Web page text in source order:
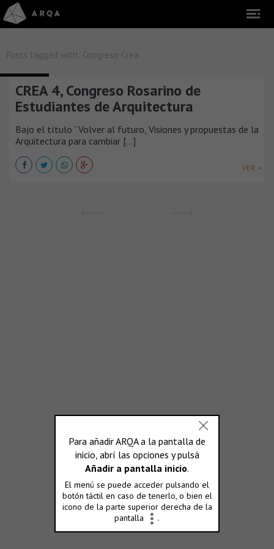
Posts tagged with: Congreso Crea
CREA 4, Congreso Rosarino de
Estudiantes de Arquitectura
Bajo el título “Volver al futuro, Visiones y propuestas de la
Arquitectura para cambiar [...]
VER +